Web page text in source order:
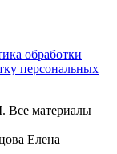
обработки
персональных
Все материалы
Елена